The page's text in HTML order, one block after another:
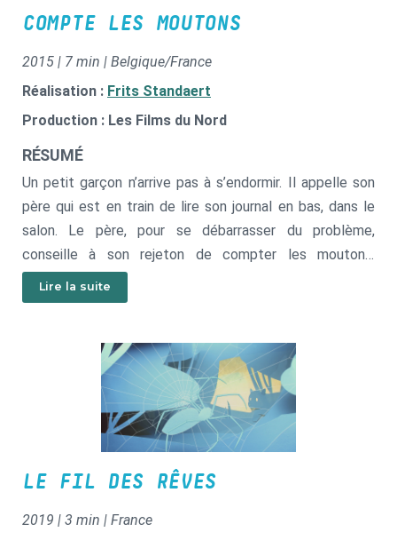
COMPTE LES MOUTONS
2015 | 7 min | Belgique/France
Réalisation : Frits Standaert
Production : Les Films du Nord
RÉSUMÉ
Un petit garçon n’arrive pas à s’endormir. Il appelle son
père qui est en train de lire son journal en bas, dans le
salon. Le père, pour se débarrasser du problème,
conseille à son rejeton de compter les moutons.
L’enfant s’exécute mais se retrouve avec une bonne
douzaine de moutons autour du lit.
Lire la suite
LE FIL DES RÊVES
2019 | 3 min | France